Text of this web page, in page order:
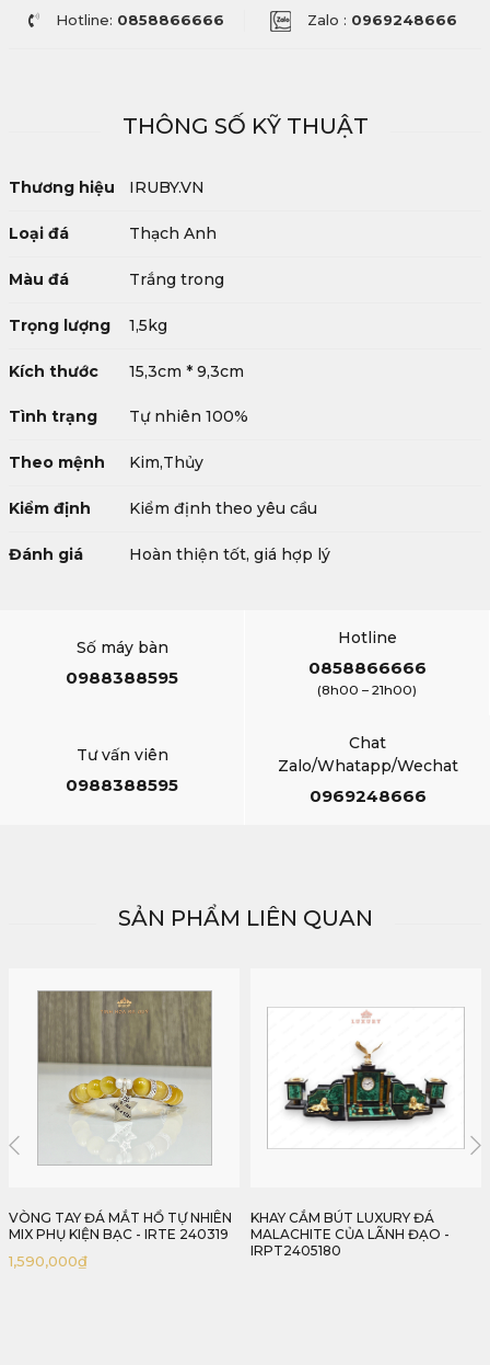
Hotline: 0858866666 Zalo : 0969248666
THÔNG SỐ KỸ THUẬT
Thương hiệu IRUBY.VN
Loại đá Thạch Anh
Màu đá Trắng trong
Trọng lượng 1,5kg
Kích thước 15,3cm * 9,3cm
Tình trạng Tự nhiên 100%
Theo mệnh Kim,Thủy
Kiểm định Kiểm định theo yêu cầu
Đánh giá Hoàn thiện tốt, giá hợp lý
Số máy bàn
0988388595
Hotline
0858866666
(8h00 – 21h00)
Tư vấn viên
0988388595
Chat
Zalo/Whatapp/Wechat
0969248666
SẢN PHẨM LIÊN QUAN
KHAY CẮM BÚT LUXURY ĐÁ
MALACHITE CỦA LÃNH ĐẠO -
HẾT HÀNG
MẶT QUAN ÂM BỒ TÁT 18G - IRPT
2405180
18,000,000 ₫